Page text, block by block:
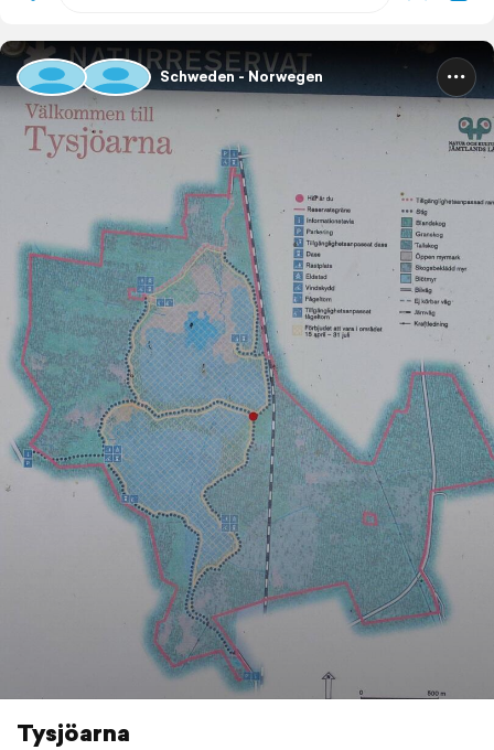
Schweden - Norwegen
Tysjöarna